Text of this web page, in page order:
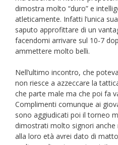
dimostra molto “duro” e
atleticamente. Infatti l’unica
saputo approfittare di un
facendomi arrivare sul 10-7
ammettere molto belli.
Nell’ultimo incontro, che
non riesce a azzeccare la
che parte male ma che poi fa
Complimenti comunque ai
sono aggiudicati poi il torneo
dimostrati molto signori
alla loro età avrei dato di